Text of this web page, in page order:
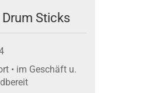
Sticks
• im Geschäft u.